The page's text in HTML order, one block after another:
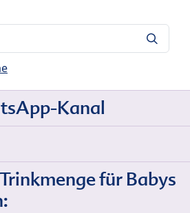
Kanal
für Babys